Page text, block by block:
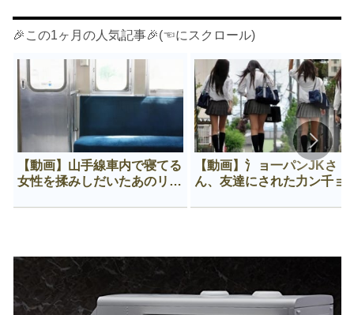
🎉この1ヶ月の人気記事🎉(☜にスクロール)
【動画】山手線車内で寝てる
女性を揉みしだいたあのリー
【動画】氵ョ一パンJKさ
ん、友達にされた力ン千ョ